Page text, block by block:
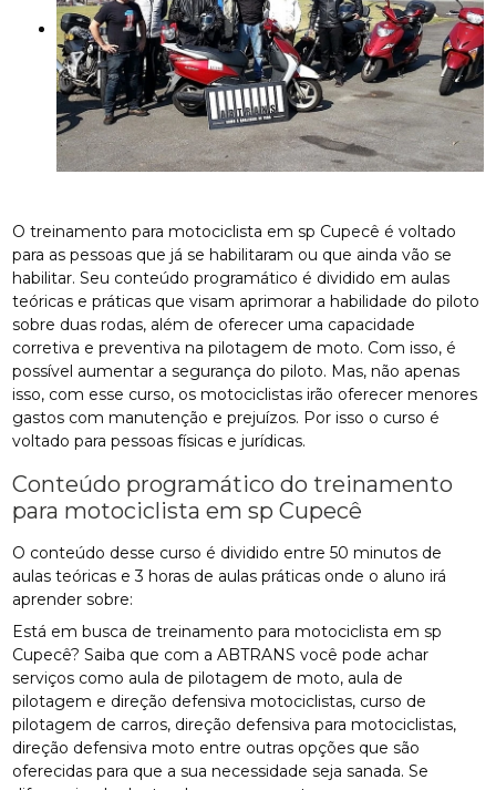
O treinamento para motociclista em sp Cupecê é voltado
para as pessoas que já se habilitaram ou que ainda vão se
habilitar. Seu conteúdo programático é dividido em aulas
teóricas e práticas que visam aprimorar a habilidade do piloto
sobre duas rodas, além de oferecer uma capacidade
corretiva e preventiva na pilotagem de moto. Com isso, é
possível aumentar a segurança do piloto. Mas, não apenas
isso, com esse curso, os motociclistas irão oferecer menores
gastos com manutenção e prejuízos. Por isso o curso é
voltado para pessoas físicas e jurídicas.
Conteúdo programático do treinamento
para motociclista em sp Cupecê
O conteúdo desse curso é dividido entre 50 minutos de
aulas teóricas e 3 horas de aulas práticas onde o aluno irá
aprender sobre:
Está em busca de treinamento para motociclista em sp
Cupecê? Saiba que com a ABTRANS você pode achar
serviços como aula de pilotagem de moto, aula de
pilotagem e direção defensiva motociclistas, curso de
pilotagem de carros, direção defensiva para motociclistas,
direção defensiva moto entre outras opções que são
oferecidas para que a sua necessidade seja sanada. Se